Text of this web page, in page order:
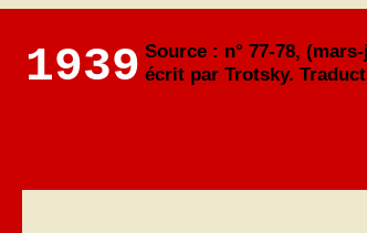
1939 Source : n° 77-78,
écrit par Trotsky.